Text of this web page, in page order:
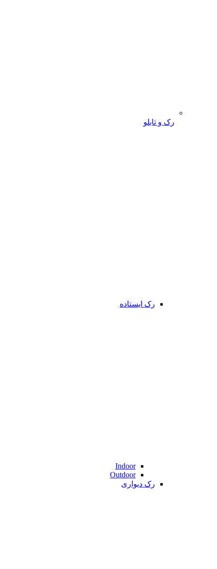
رک و تابلو
رک ایستاده
Indoor
Outdoor
رک دیواری